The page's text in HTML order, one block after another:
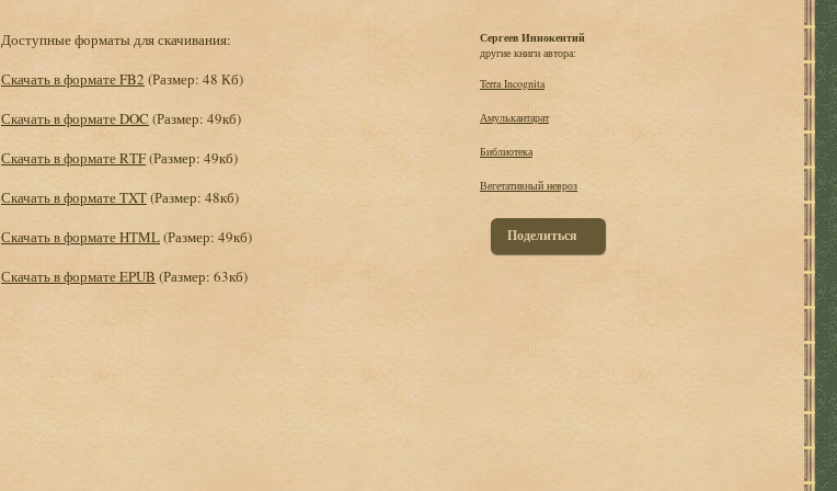
Доступные форматы для скачивания:
Скачать в формате FB2 (Размер: 48 Кб)
Скачать в формате DOC (Размер: 49кб)
Скачать в формате RTF(Размер: 49кб)
Скачать в формате TXT(Размер: 48кб)
Скачать в формате HTML(Размер: 49кб)
Скачать в формате EPUB (Размер: 63кб)
Сергеев Иннокентий
другие книги автора:
Terra Incognita
Амулькантарат
Библиотека
Вегетативный невроз
Поделиться